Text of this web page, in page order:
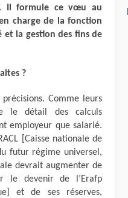
Il formule ce vœu au
charge de la fonction
la gestion des fins de
?
Comme leurs
le détail des calculs
employeur que salarié.
[Caisse nationale de
futur régime universel,
devrait augmenter de
le devenir de l’Erafp
et de ses réserves,